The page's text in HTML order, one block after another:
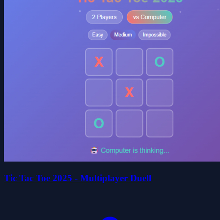
Tic Tac Toe 2025 - Multiplayer Duell